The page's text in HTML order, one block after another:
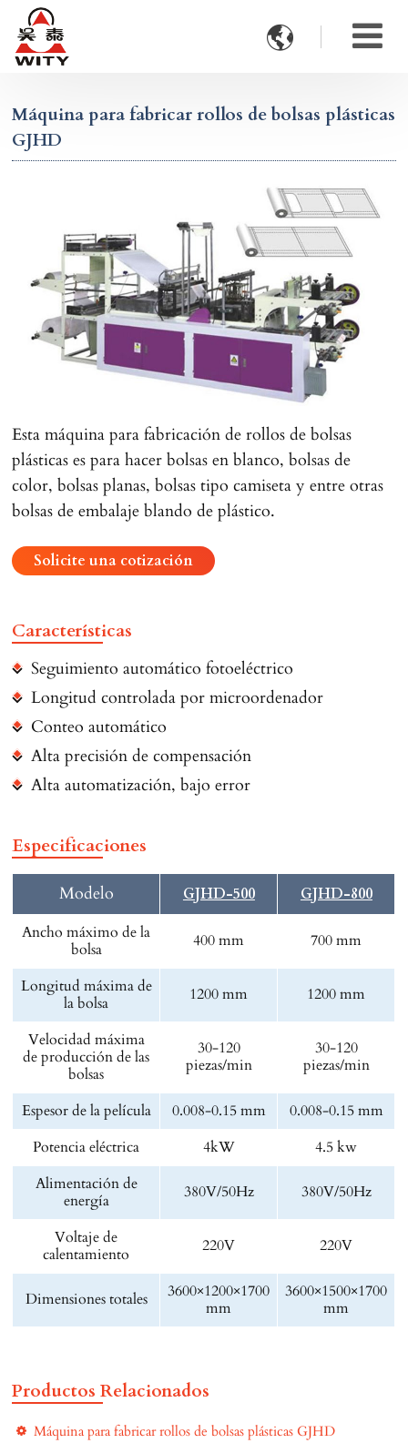

Máquina para fabricar rollos de bolsas plásticas
GJHD
Esta máquina para fabricación de rollos de bolsas
plásticas es para hacer bolsas en blanco, bolsas de
color, bolsas planas, bolsas tipo camiseta y entre otras
bolsas de embalaje blando de plástico.
Solicite una cotización
Características
Seguimiento automático fotoeléctrico
Longitud controlada por microordenador
Conteo automático
Alta precisión de compensación
Alta automatización, bajo error
Especificaciones
Modelo GJHD-500
GJHD-800
Ancho máximo de la
bolsa
400 mm 700 mm
Longitud máxima de
la bolsa
1200 mm 1200 mm
Velocidad máxima
de producción de las
bolsas
30-120
piezas/min
30-120
piezas/min
Espesor de la película 0.008-0.15 mm
0.008-0.15 mm
Potencia eléctrica
4kW
4.5 kw
Alimentación de
energía
380V/50Hz 380V/50Hz
Voltaje de
calentamiento
220V 220V
Dimensiones totales
3600×1200×1700
mm
3600×1500×1700
mm
Productos Relacionados
Máquina para fabricar rollos de bolsas plásticas GJHD